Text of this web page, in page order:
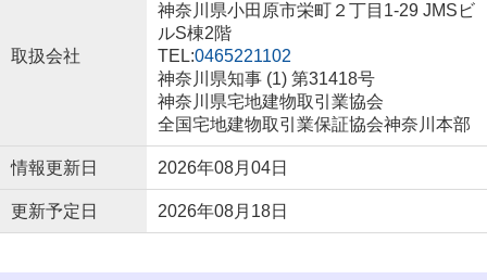
取扱会社
神奈川県小田原市栄町２丁目1-29 JMSビ
ルS棟2階
TEL:0465221102
神奈川県知事 (1) 第31418号
神奈川県宅地建物取引業協会
全国宅地建物取引業保証協会神奈川本部
情報更新日 2026年08月04日
更新予定日 2026年08月18日